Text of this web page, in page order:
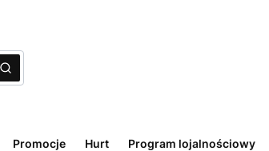
Szukaj
Promocje Hurt Program lojalnościowy